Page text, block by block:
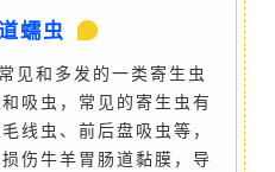
蠕虫
见和多发的一类寄生虫
吸虫，常见的寄生虫有
线虫、前后盘吸虫等，
伤牛羊胃肠道黏膜，导